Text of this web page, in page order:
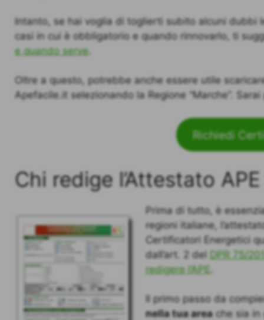
Intanto, se hai voglia di toglierti subito alcuni dubbi
casi in cui è obbligatorio e quando rinnovarlo, ti
e quando serve.
Oltre a questo, potrebbe anche essere utile
Apefacile.it selezionando la Regione “Marche”. Sarai
Richiedi
Chi redige l’Attestato
Prima di tutto, è
regioni italiane,
Certificatori Energetici
dall’art. 2 del DPR 75/
redigere l’APE
Il primo passo da
nella tua areache sia in